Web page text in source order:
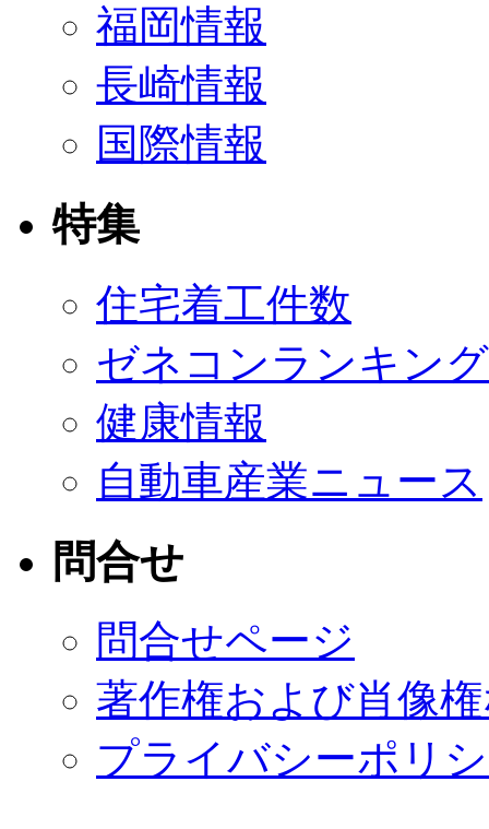
福岡情報
長崎情報
国際情報
特集
住宅着工件数
ゼネコンランキング
健康情報
自動車産業ニュース
問合せ
問合せページ
著作権および肖像
プライバシーポリ